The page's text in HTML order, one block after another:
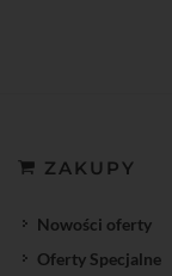
ZAKUPY
Nowości oferty
Oferty Specjalne